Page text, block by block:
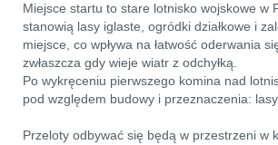
Miejsce startu to stare lotnisko wojskowe w
stanowią lasy iglaste, ogródki działkowe i
miejsce, co wpływa na łatwość oderwania
zwłaszcza gdy wieje wiatr z odchyłką.
Po wykręceniu pierwszego komina nad
pod względem budowy i przeznaczenia:
Przeloty odbywać się będą w przestrzeni w